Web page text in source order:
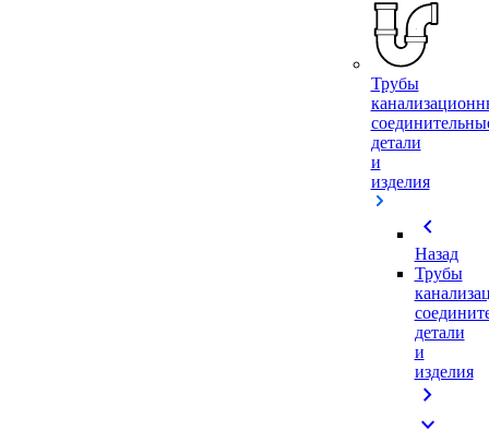
Трубы
детали
и
изделия
chevron_left
Назад
Трубы
детали
и
изделия
chevron_right
expand_more